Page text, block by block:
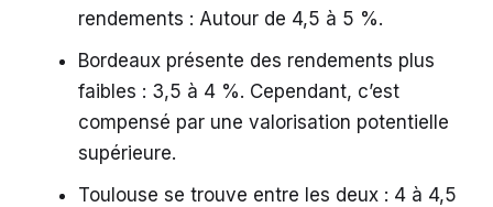
rendements : Autour de 4,5 à 5 %.
Bordeaux présente des rendements plus
faibles : 3,5 à 4 %. Cependant, c’est
compensé par une valorisation potentielle
supérieure.
Toulouse se trouve entre les deux : 4 à 4,5